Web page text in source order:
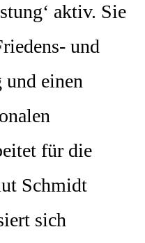
aktiv. Sie
und
einen
für die
Schmidt
sich